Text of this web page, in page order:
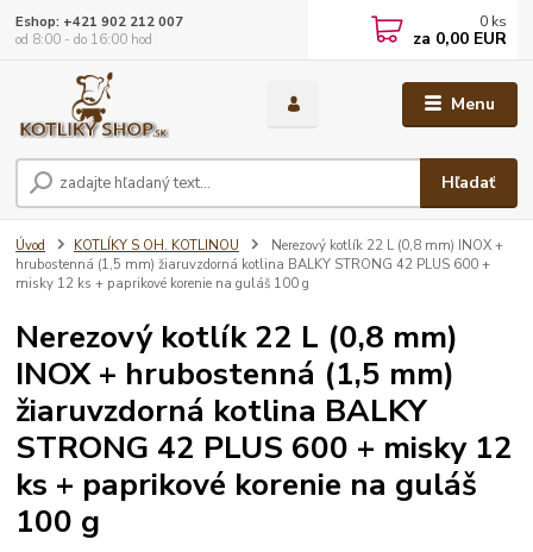
Menu
Hľadať
Eshop: +421 902 212 007
od 8:00 - do 16:00 hod
0 ks
za 0,00 EUR
Úvod KOTLÍKY S OH. KOTLINOU
Nerezový kotlík 22 L (0,8 mm) INOX +
hrubostenná (1,5 mm) žiaruvzdorná kotlina BALKY STRONG 42 PLUS 600 +
misky 12 ks + paprikové korenie na guláš 100 g
Nerezový kotlík 22 L (0,8 mm)
INOX + hrubostenná (1,5 mm)
žiaruvzdorná kotlina BALKY
STRONG 42 PLUS 600 + misky 12
ks + paprikové korenie na guláš
100 g